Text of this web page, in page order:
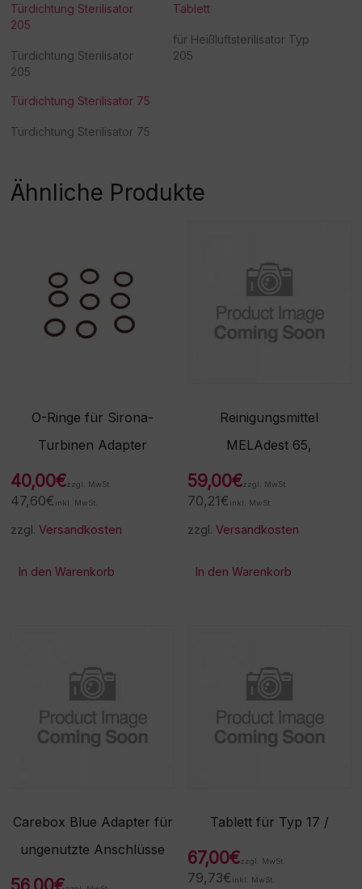
Türdichtung Sterilisator
205
Türdichtung Sterilisator
205
Tablett
für Heißluftsterilisator Typ
205
Türdichtung Sterilisator 75
Türdichtung Sterilisator 75
Ähnliche Produkte
O-Ringe für Sirona-
Turbinen Adapter
40,00€zzgl. MwSt.
47,60€ inkl. MwSt.
zzgl.Versandkosten
In den Warenkorb
Reinigungsmittel
MELAdest 65,
59,00€zzgl. MwSt.
70,21€ inkl. MwSt.
zzgl.Versandkosten
In den Warenkorb
Carebox Blue Adapter für
ungenutzte Anschlüsse
Tablett für Typ 17 /
67,00€zzgl. MwSt.
79,73€ inkl. MwSt.